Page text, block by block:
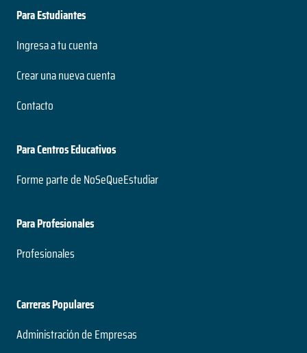
Para Estudiantes
Ingresa a tu cuenta
Crear una nueva cuenta
Contacto
Para Centros Educativos
Forme parte de NoSeQueEstudiar
Para Profesionales
Profesionales
Carreras Populares
Administración de Empresas